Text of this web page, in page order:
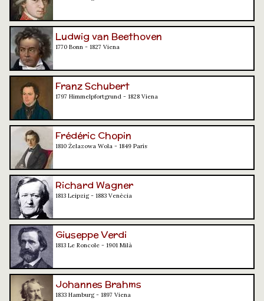
Ludwig van Beethoven
1770 Bonn - 1827 Viena
Franz Schubert
1797 Himmelpfortgrund - 1828 Viena
Frédéric Chopin
1810 Żelazowa Wola - 1849 París
Richard Wagner
1813 Leipzig - 1883 Venècia
Giuseppe Verdi
1813 Le Roncole - 1901 Milà
Johannes Brahms
1833 Hamburg - 1897 Viena